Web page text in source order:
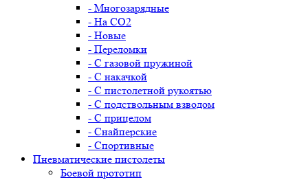
- Многозарядные
- На CO2
- Новые
- Переломки
- С газовой пружиной
- С накачкой
- С пистолетной рукоятью
- С подствольным взводом
- С прицелом
- Снайперские
- Спортивные
Пневматические пистолеты
Боевой прототип